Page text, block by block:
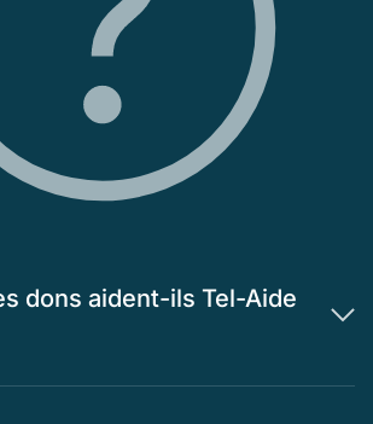
dons aident-ils Tel-Aide